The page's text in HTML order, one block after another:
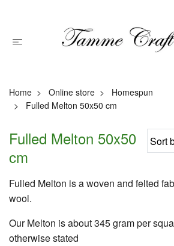
Home Online store
Homespun
Fulled Melton 50x50 cm
Fulled Melton 50x50
cm
Fulled Melton is a woven and felted
wool.
Our Melton is about 345 gram per
otherwise stated